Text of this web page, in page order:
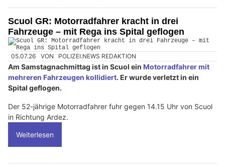
Scuol GR: Motorradfahrer kracht in drei
Fahrzeuge – mit Rega ins Spital geflogen
05.07.26 VON POLIZEI.NEWS REDAKTION
Am Samstagnachmittag ist in Scuol ein Motorradfahrer mit
mehreren Fahrzeugen kollidiert. Er wurde verletzt in ein
Spital geflogen.
Der 52-jährige Motorradfahrer fuhr gegen 14.15 Uhr von Scuol
in Richtung Ardez.
Weiterlesen